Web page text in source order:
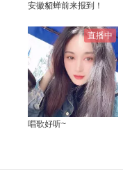
安徽貂蝉前来报到！
直播中
唱歌好听~